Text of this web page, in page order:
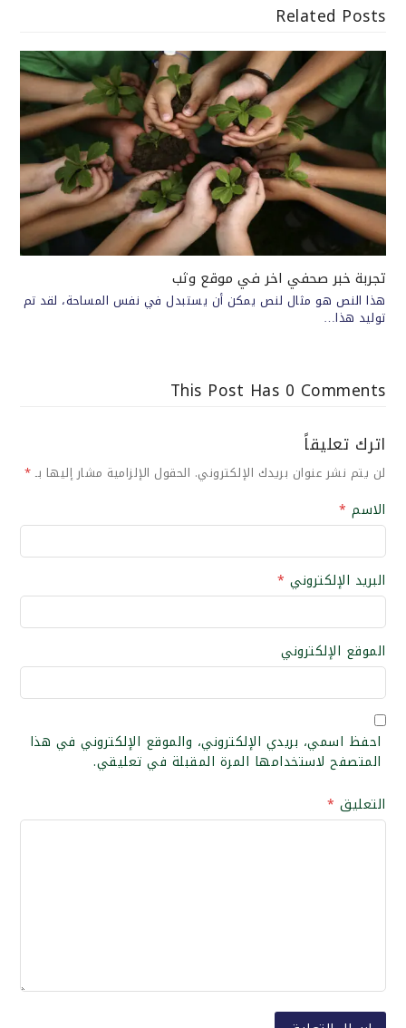
Related Posts
تجربة خبر صحفي اخر في موقع وثب
هذا النص هو مثال لنص يمكن أن يستبدل في نفس المساحة، لقد تم
توليد هذا…
This Post Has 0 Comments
اترك تعليقاً
لن يتم نشر عنوان بريدك الإلكتروني. الحقول الإلزامية مشار إليها بـ *
الاسم *
البريد الإلكتروني *
الموقع الإلكتروني
احفظ اسمي، بريدي الإلكتروني، والموقع الإلكتروني في هذا
المتصفح لاستخدامها المرة المقبلة في تعليقي.
التعليق *